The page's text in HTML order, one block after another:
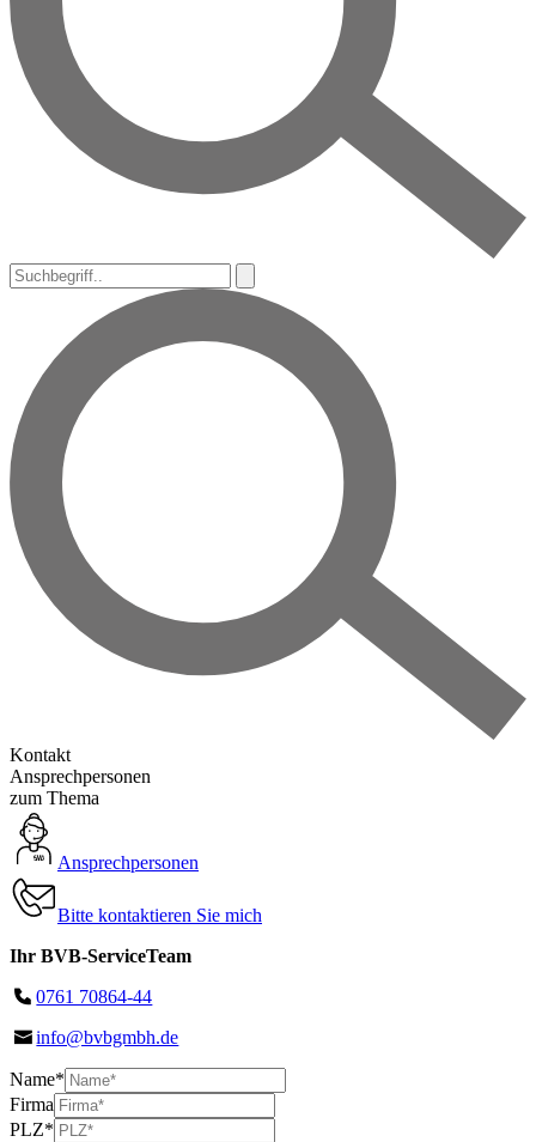
Kontakt
Ansprechpersonen
zum Thema
Ansprechpersonen
Bitte kontaktieren Sie mich
Ihr BVB-ServiceTeam
0761 70864-44
info@bvbgmbh.de
Name*
Firma
PLZ*